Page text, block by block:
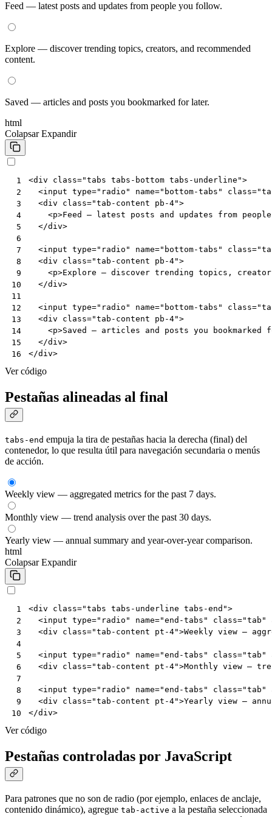
Feed — latest posts and updates from people you follow.
Explore — discover trending topics, creators, and recommended
content.
Saved — articles and posts you bookmarked for later.
html
Colapsar Expandir
1
2
3
4
5
6
7
8
9
10
11
12
13
14
15
16
<div class="tabs tabs-bottom tabs-underline">
<input type="radio" name="bottom-tabs" class=
<div class="tab-content pb-4">
<p>Feed — latest posts and updates from
</div>
<input type="radio" name="bottom-tabs" class=
<div class="tab-content pb-4">
<p>Explore — discover trending topics,
</div>
<input type="radio" name="bottom-tabs" class=
<div class="tab-content pb-4">
<p>Saved — articles and posts you
</div>
</div>
Ver código
Pestañas alineadas al final
tabs-end empuja la tira de pestañas hacia la derecha (final) del
contenedor, lo que resulta útil para navegación secundaria o menús
de acción.
Weekly view — aggregated metrics for the past 7 days.
Monthly view — trend analysis over the past 30 days.
Yearly view — annual summary and year-over-year comparison.
html
Colapsar Expandir
1
2
3
4
5
6
7
8
9
10
<div class="tabs tabs-underline tabs-end">
<input type="radio" name="end-tabs" class="tab"
<div class="tab-content pt-4">Weekly view —
<input type="radio" name="end-tabs" class="tab"
<div class="tab-content pt-4">Monthly view —
<input type="radio" name="end-tabs" class="tab"
<div class="tab-content pt-4">Yearly view —
</div>
Ver código
Pestañas controladas por JavaScript
Para patrones que no son de radio (por ejemplo, enlaces de anclaje,
contenido dinámico), agregue tab-active a la pestaña seleccionada